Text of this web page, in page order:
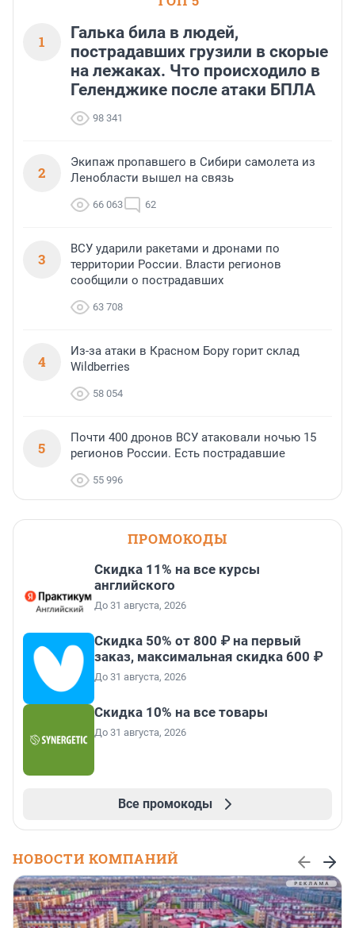
1
Галька била в людей,
пострадавших грузили в скорые
на лежаках. Что происходило в
Геленджике после атаки БПЛА
98 341
2
Экипаж пропавшего в Сибири самолета из
Ленобласти вышел на связь
66 063 62
3
ВСУ ударили ракетами и дронами по
территории России. Власти регионов
сообщили о пострадавших
63 708
4
Из-за атаки в Красном Бору горит склад
Wildberries
58 054
5
Почти 400 дронов ВСУ атаковали ночью 15
регионов России. Есть пострадавшие
55 996
ПРОМОКОДЫ
Скидка 11% на все курсы
английского
До 31 августа, 2026
Скидка 50% от 800 ₽ на первый
заказ, максимальная скидка 600 ₽
До 31 августа, 2026
Скидка 10% на все товары
До 31 августа, 2026
Все промокоды
НОВОСТИ КОМПАНИЙ